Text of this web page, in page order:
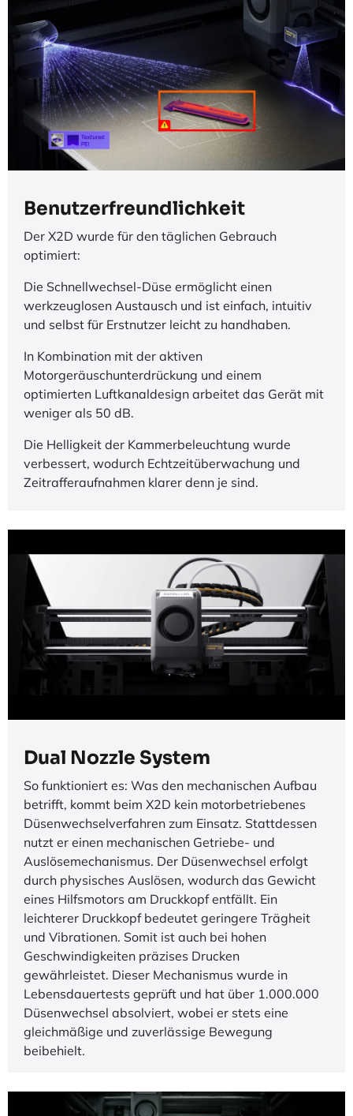
Benutzerfreundlichkeit
Der X2D wurde für den täglichen Gebrauch
optimiert:
Die Schnellwechsel-Düse ermöglicht einen
werkzeuglosen Austausch und ist einfach, intuitiv
und selbst für Erstnutzer leicht zu handhaben.
In Kombination mit der aktiven
Motorgeräuschunterdrückung und einem
optimierten Luftkanaldesign arbeitet das Gerät mit
weniger als 50 dB.
Die Helligkeit der Kammerbeleuchtung wurde
verbessert, wodurch Echtzeitüberwachung und
Zeitrafferaufnahmen klarer denn je sind.
Dual Nozzle System
So funktioniert es: Was den mechanischen Aufbau
betrifft, kommt beim X2D kein motorbetriebenes
Düsenwechselverfahren zum Einsatz. Stattdessen
nutzt er einen mechanischen Getriebe- und
Auslösemechanismus. Der Düsenwechsel erfolgt
durch physisches Auslösen, wodurch das Gewicht
eines Hilfsmotors am Druckkopf entfällt. Ein
leichterer Druckkopf bedeutet geringere Trägheit
und Vibrationen. Somit ist auch bei hohen
Geschwindigkeiten präzises Drucken
gewährleistet. Dieser Mechanismus wurde in
Lebensdauertests geprüft und hat über 1.000.000
Düsenwechsel absolviert, wobei er stets eine
gleichmäßige und zuverlässige Bewegung
beibehielt.